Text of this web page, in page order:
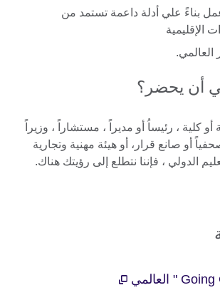
بناءً علي أدلة داعمة تستمد من
الإقليمية
العالمي.
أن يحضر؟
أو كلية ، رئيساُ أو مديراً ، مستشاراً ، وزيراً
أو صانع قرار، أو هيئة مهنية وتجارية
الدولي ، فإننا نتطلع إلى رؤيتك هناك.